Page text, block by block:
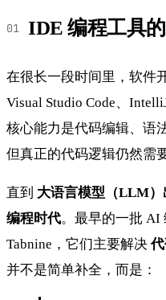
IDE 编程工具
在很长一段时间里，软件
Visual Studio Code、
核心能力是代码编辑、语
但真正的代码逻辑仍然需
直到 大语言模型（LLM）
编程时代。最早的一批 AI
Tabnine，它们主要解决
并不是简单补全，而是：